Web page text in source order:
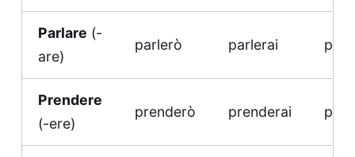
Parlare (-
are)
parlerò parlerai
Prendere
(-ere)
prenderò prenderai